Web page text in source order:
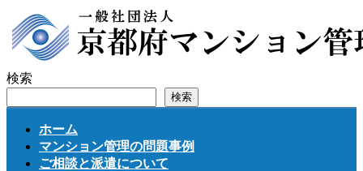
ン
テ
ツ
ビ
ゲ
シ
検索
検索
ホーム
マンション管理の問題事例
ご相談と派遣について